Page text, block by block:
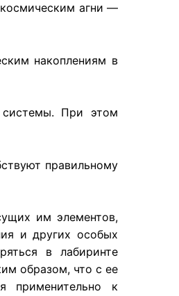
агни —
накоплениям в
системы. При этом
правильному
им элементов,
и других особых
в лабиринте
образом, что с ее
применительно к